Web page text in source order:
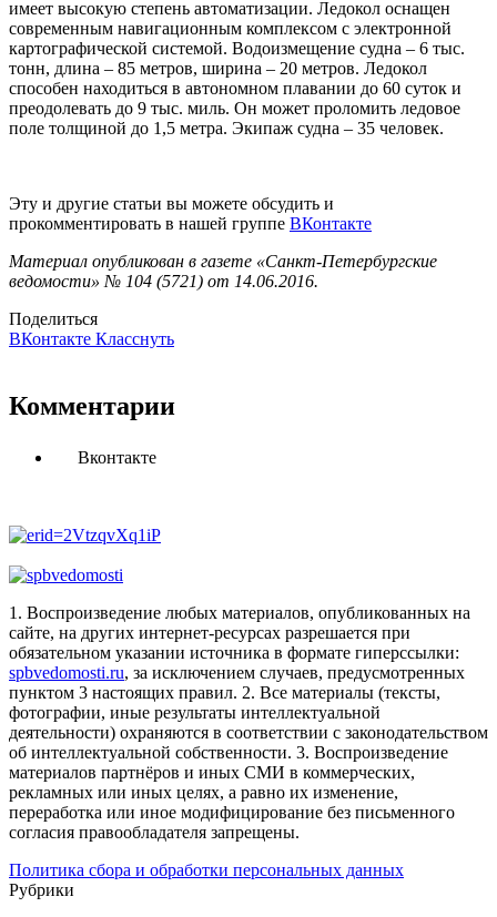
имеет высокую степень автоматизации. Ледокол оснащен
современным навигационным комплексом с электронной
картографической системой. Водоизмещение судна – 6 тыс.
тонн, длина – 85 метров, ширина – 20 метров. Ледокол
способен находиться в автономном плавании до 60 суток и
преодолевать до 9 тыс. миль. Он может проломить ледовое
поле толщиной до 1,5 метра. Экипаж судна – 35 человек.
Эту и другие статьи вы можете обсудить и
прокомментировать в нашей группе ВКонтакте
Материал опубликован в газете «Санкт-Петербургские
ведомости» № 104 (5721) от 14.06.2016.
Поделиться
ВКонтакте Класснуть
Комментарии
Вконтакте
1. Воспроизведение любых материалов, опубликованных на
сайте, на других интернет-ресурсах разрешается при
обязательном указании источника в формате гиперссылки:
spbvedomosti.ru, за исключением случаев, предусмотренных
пунктом 3 настоящих правил. 2. Все материалы (тексты,
фотографии, иные результаты интеллектуальной
деятельности) охраняются в соответствии с законодательством
об интеллектуальной собственности. 3. Воспроизведение
материалов партнёров и иных СМИ в коммерческих,
рекламных или иных целях, а равно их изменение,
переработка или иное модифицирование без письменного
согласия правообладателя запрещены.
Политика сбора и обработки персональных данных
Рубрики